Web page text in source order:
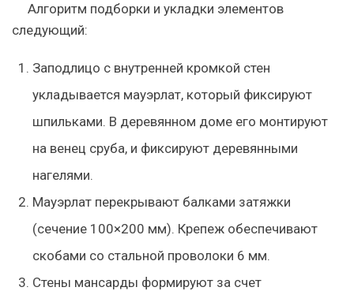
Алгоритм подборки и укладки элементов
следующий:
Заподлицо с внутренней кромкой стен
укладывается мауэрлат, который фиксируют
шпильками. В деревянном доме его монтируют
на венец сруба, и фиксируют деревянными
нагелями.
Мауэрлат перекрывают балками затяжки
(сечение 100×200 мм). Крепеж обеспечивают
скобами со стальной проволоки 6 мм.
Стены мансарды формируют за счет